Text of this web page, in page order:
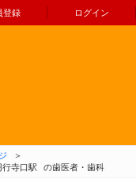
登録 ログイン
へ移動
＞
行寺口駅 の歯医者・歯科